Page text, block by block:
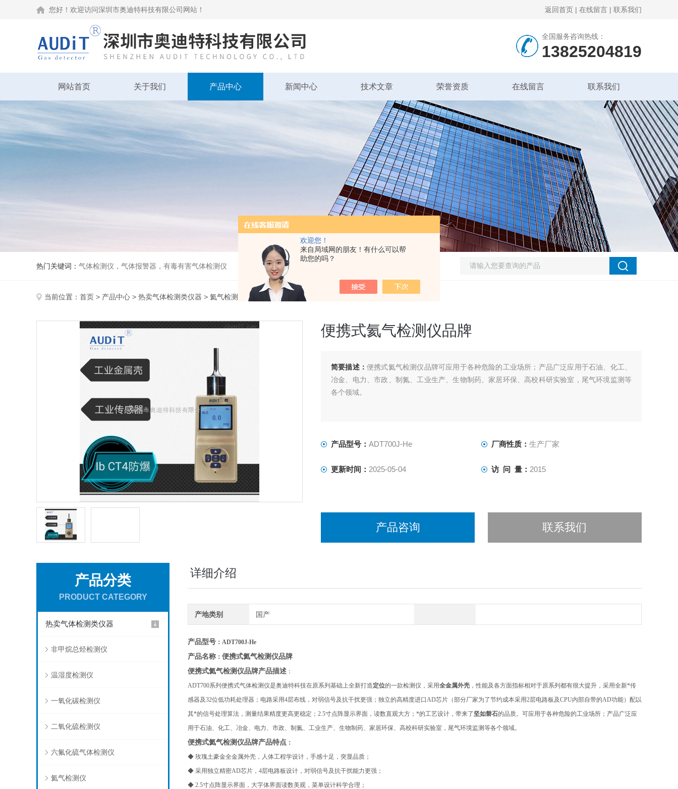
欢迎您！
来自局域网的朋友！有什么可以帮
助您的吗？
您好！欢迎访问深圳市奥迪特科技有限公司网站！ 返回首页 | 在线留言 | 联系我们
全国服务咨询热线：
13825204819
网站首页 关于我们 产品中心 新闻中心 技术文章 荣誉资质 在线留言 联系我们
热门关键词： 气体检测仪，气体报警器，有毒有害气体检测仪
当前位置： 首页 > 产品中心 > 热卖气体检测类仪器 > 氦气检测仪 > ADT700J-He便携式氦气检测仪品牌
便携式氦气检测仪品牌
简要描述： 便携式氦气检测仪品牌可应用于各种危险的工业场所；产品广泛应用于石油、化工、
冶金、电力、市政、制氮、工业生产、生物制药、家居环保、高校科研实验室，尾气环境监测等
各个领域。
产品型号： ADT700J-He 厂商性质： 生产厂家
更新时间： 2025-05-04 访 问 量： 2015
产品咨询 联系我们
产品分类
PRODUCT CATEGORY
热卖气体检测类仪器
非甲烷总烃检测仪
温湿度检测仪
一氧化碳检测仪
二氧化硫检测仪
六氟化硫气体检测仪
氦气检测仪
详细介绍
产地类别 国产
产品型号 ：ADT700J-He
产品名称 ： 便携式氦气检测仪品牌
便携式氦气检测仪品牌产品描述 ：
ADT700系列便携式气体检测仪是奥迪特科技在原系列基础上全新打造定位的一款检测仪，采用全金属外壳 ，性能及各方面指标相对于原系列都有很大提升，采用全新*传
感器及32位低功耗处理器；电路采用4层布线，对弱信号及抗干扰更强；独立的高精度进口AD芯片（部分厂家为了节约成本采用2层电路板及CPU内部自带的AD功能）配以
其*的信号处理算法，测量结果精度更高更稳定；2.5寸点阵显示界面，读数直观大方；*的工艺设计，带来了 坚如磐石的品质。可应用于各种危险的工业场所；产品广泛应
用于石油、化工、冶金、电力、市政、制氮、工业生产、 生物制药、家居环保、高校科研实验室，尾气环境监测等各个领域。
便携式氦气检测仪品牌产品特点 ：
◆ 玫瑰土豪金全金属外壳，人体工程学设计，手感十足，突显品质；
◆ 采用独立精密AD芯片，4层电路板设计，对弱信号及抗干扰能力更强；
◆ 2.5寸点阵显示界面，大字体界面读数美观，菜单设计科学合理；